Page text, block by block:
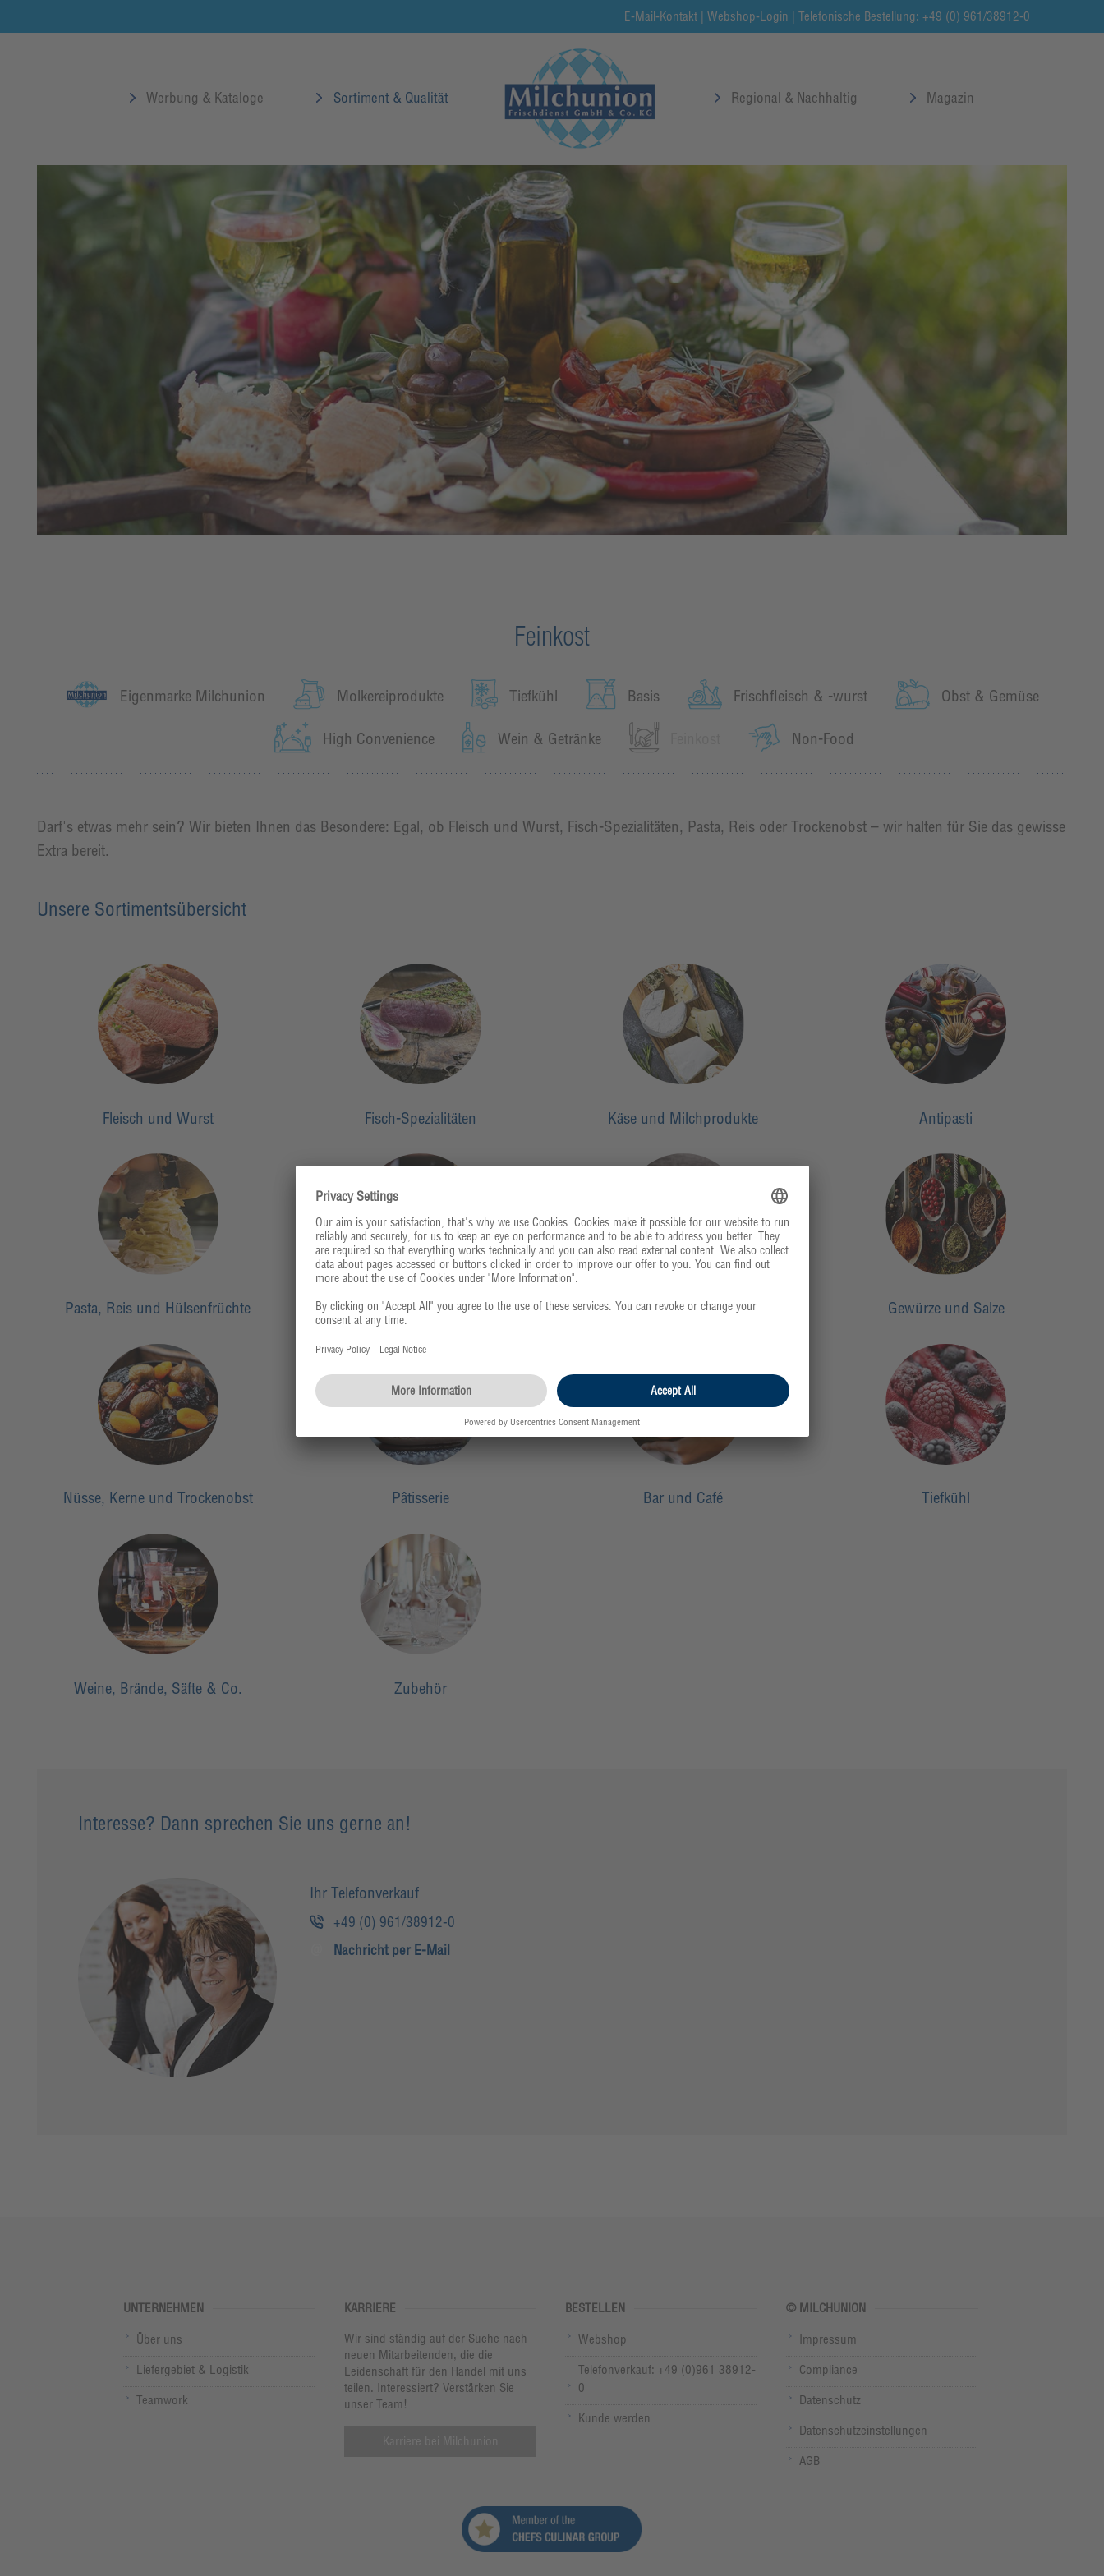
E-Mail-Kontakt | Webshop-Login | Telefonische Bestellung: +49 (0) 961/38912-0
Werbung & Kataloge Sortiment & Qualität Regional & Nachhaltig Magazin
Feinkost
Eigenmarke Milchunion Molkereiprodukte Tiefkühl Basis Frischfleisch & -wurst Obst & Gemüse
High Convenience Wein & Getränke Non-Food
Darf's etwas mehr sein? Wir bieten Ihnen das Besondere: Egal, ob Fleisch und Wurst, Fisch-Spezialitäten, Pasta, Reis oder Trockenobst – wir halten für Sie das gewisse
Extra bereit.
Unsere Sortimentsübersicht
Fleisch und Wurst Fisch-Spezialitäten Käse und Milchprodukte Antipasti
Pasta, Reis und Hülsenfrüchte Feinkost Essig und Öl Gewürze und Salze
Nüsse, Kerne und Trockenobst Pâtisserie Bar und Café Tiefkühl
Weine, Brände, Säfte & Co. Zubehör
Interesse? Dann sprechen Sie uns gerne an!
Ihr Telefonverkauf
+49 (0) 961/38912-0
Nachricht per E-Mail
UNTERNEHMEN
Über uns
Liefergebiet & Logistik
Teamwork
KARRIERE
Wir sind ständig auf der Suche nach
neuen Mitarbeitenden, die die
Leidenschaft für den Handel mit uns
teilen. Interessiert? Verstärken Sie
unser Team!
BESTELLEN
Webshop
Telefonverkauf: +49 (0)961 38912-
0
Kunde werden
© MILCHUNION
Impressum
Compliance
Datenschutz
Datenschutzeinstellungen
AGB